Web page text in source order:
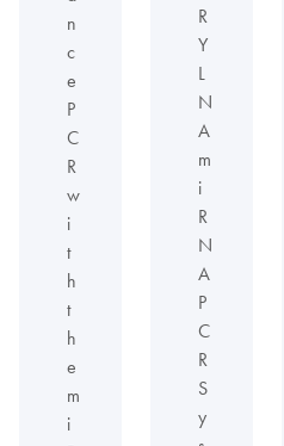
n
c
e
P
C
R
w
i
t
h
t
h
e
m
i
R
Y
L
N
A
m
i
R
N
A
P
C
R
S
y